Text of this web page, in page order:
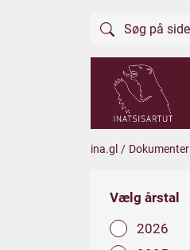
ina.gl / Dokumenter
Vælg årstal
2026